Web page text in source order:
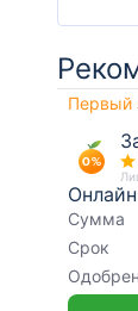
Первый
Сумма
Срок